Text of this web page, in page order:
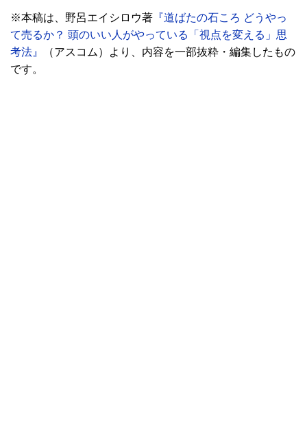
※本稿は、野呂エイシロウ著 『道ばたの石ころ どうやっ
て売るか？ 頭のいい人がやっている「視点を変える」思
考法』
（アスコム）より、内容を一部抜粋・編集したもの
です。